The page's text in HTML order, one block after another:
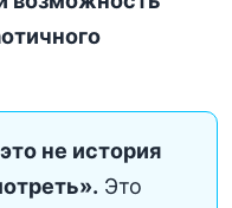
не история
Это